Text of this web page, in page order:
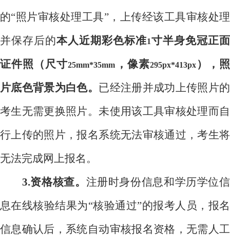
的“照片审核处理工具”，上传经该工具审核处理
并保存后的本人近期彩色标准1寸半身免冠正面
证件照（尺寸25mm*35mm ，像素295px*413px），照
片底色背景为白色。 已经注册并成功上传照片的
考生无需更换照片。未使用该工具审核处理而自
行上传的照片，报名系统无法审核通过，考生将
无法完成网上报名。
3.资格核查。 注册时身份信息和学历学位信
息在线核验结果为“核验通过”的报考人员，报名
信息确认后，系统自动审核报名资格，无需人工